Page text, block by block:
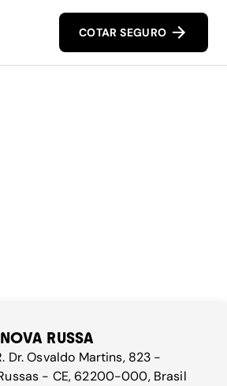
COTAR SEGURO
RUSSA
Dr. Osvaldo Martins, 823 -
- CE, 62200-000, Brasil